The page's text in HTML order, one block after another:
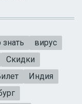
вирус
Скидки
Индия